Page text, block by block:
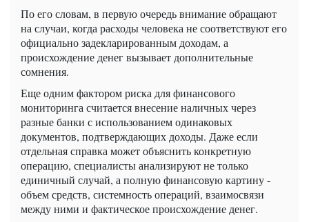
По его словам, в первую очередь внимание обращают
на случаи, когда расходы человека не соответствуют его
официально задекларированным доходам, а
происхождение денег вызывает дополнительные
сомнения.
Еще одним фактором риска для финансового
мониторинга считается внесение наличных через
разные банки с использованием одинаковых
документов, подтверждающих доходы. Даже если
отдельная справка может объяснить конкретную
операцию, специалисты анализируют не только
единичный случай, а полную финансовую картину -
объем средств, системность операций, взаимосвязи
между ними и фактическое происхождение денег.